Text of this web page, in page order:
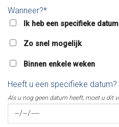
Wanneer?*
Ik heb een specifieke datum
Zo snel mogelijk
Binnen enkele weken
Heeft u een specifieke datum?
Als u nog geen datum heeft, moet u dit